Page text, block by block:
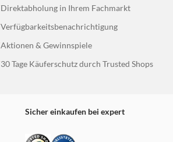
Direktabholung in Ihrem Fachmarkt
Verfügbarkeitsbenachrichtigung
Aktionen & Gewinnspiele
30 Tage Käuferschutz durch Trusted Shops
Sicher einkaufen bei expert